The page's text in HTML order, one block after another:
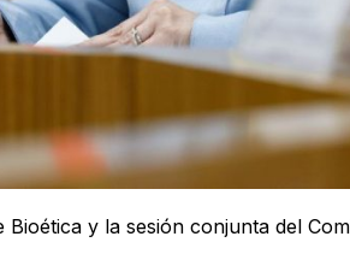
y la sesión conjunta del